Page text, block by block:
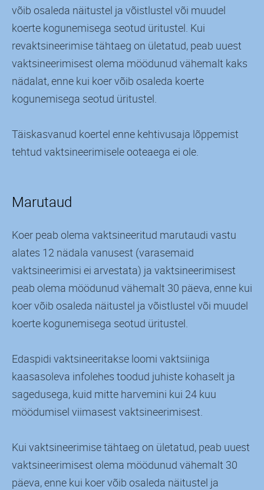
võib osaleda näitustel ja võistlustel või muudel
koerte kogunemisega seotud üritustel. Kui
revaktsineerimise tähtaeg on ületatud, peab uuest
vaktsineerimisest olema möödunud vähemalt kaks
nädalat, enne kui koer võib osaleda koerte
kogunemisega seotud üritustel.
Täiskasvanud koertel enne kehtivusaja lõppemist
tehtud vaktsineerimisele ooteaega ei ole.
Marutaud
Koer peab olema vaktsineeritud marutaudi vastu
alates 12 nädala vanusest (varasemaid
vaktsineerimisi ei arvestata) ja vaktsineerimisest
peab olema möödunud vähemalt 30 päeva, enne kui
koer võib osaleda näitustel ja võistlustel või muudel
koerte kogunemisega seotud üritustel.
Edaspidi vaktsineeritakse loomi vaktsiiniga
kaasasoleva infolehes toodud juhiste kohaselt ja
sagedusega, kuid mitte harvemini kui 24 kuu
möödumisel viimasest vaktsineerimisest.
Kui vaktsineerimise tähtaeg on ületatud, peab uuest
vaktsineerimisest olema möödunud vähemalt 30
päeva, enne kui koer võib osaleda näitustel ja